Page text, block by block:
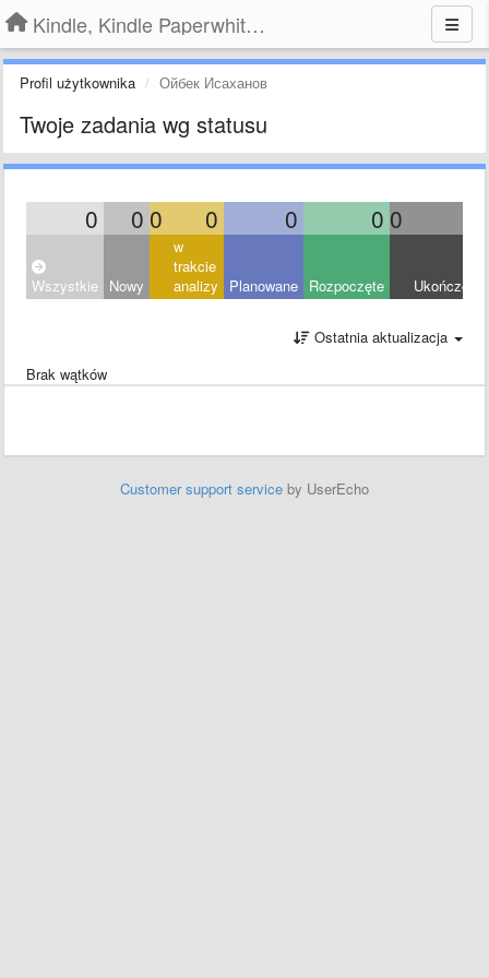
Kindle, Kindle Paperwhite, Kindle Voyage
Profil użytkownika Ойбек Исаханов
Twoje zadania wg statusu
0 0 0 0 0 0 0
Wszystkie Nowy
w
trakcie
analizy
Planowane Rozpoczęte Ukończony
Ostatnia aktualizacja
Brak wątków
Customer support service by UserEcho